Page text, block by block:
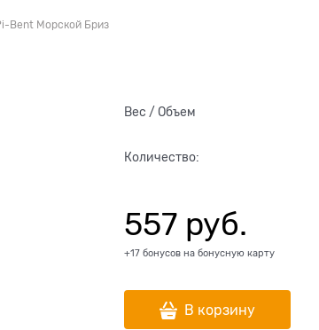
Bent Морской Бриз
Вес / Объем
Количество:
557 руб.
+17 бонусов на бонусную карту
В корзину